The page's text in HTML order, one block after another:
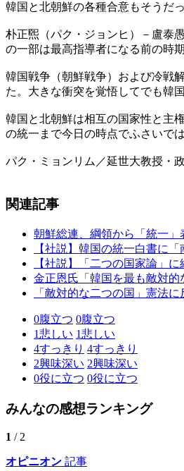
韓国と北朝鮮の各種合意もそうだ
朴正煕（パク・ジョンヒ）－盧泰
の一部は最高指導者になる前の時
韓国戦争（朝鮮戦争）および冷戦
た。大きな衝突を覚悟してでも韓
韓国と北朝鮮は相互の国家性と主
の統一まで今日の時点でふさいでは
パク・ミョンリム／延世大教授・
関連記事
朝鮮総連、綱領から「統一
【社説】韓国の統一白書に
【社説】「二つの国家論」
金正恩氏「韓国を最も敵対
「敵対的な二つの国」憲法
0腹立つ 0腹立つ
1悲しい 1悲しい
4すっきり 4すっきり
2興味深い 2興味深い
0役に立つ 0役に立つ
みんなの感想ランキング
1 / 2
オピニオン 記事